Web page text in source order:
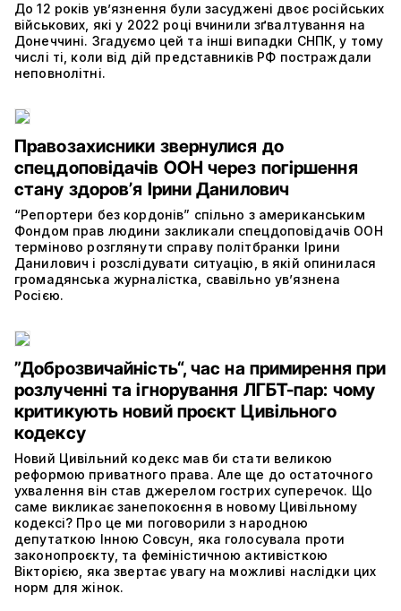
До 12 років увʼязнення були засуджені двоє російських
військових, які у 2022 році вчинили зґвалтування на
Донеччині. Згадуємо цей та інші випадки СНПК, у тому
числі ті, коли від дій представників РФ постраждали
неповнолітні.
Правозахисники звернулися до
спецдоповідачів ООН через погіршення
стану здоровʼя Ірини Данилович
“Репортери без кордонів” спільно з американським
Фондом прав людини закликали спецдоповідачів ООН
терміново розглянути справу політбранки Ірини
Данилович і розслідувати ситуацію, в якій опинилася
громадянська журналістка, свавільно ув’язнена
Росією.
”Доброзвичайність“, час на примирення при
розлученні та ігнорування ЛГБТ-пар: чому
критикують новий проєкт Цивільного
кодексу
Новий Цивільний кодекс мав би стати великою
реформою приватного права. Але ще до остаточного
ухвалення він став джерелом гострих суперечок. Що
саме викликає занепокоєння в новому Цивільному
кодексі? Про це ми поговорили з народною
депутаткою Інною Совсун, яка голосувала проти
законопроєкту, та феміністичною активісткою
Вікторією, яка звертає увагу на можливі наслідки цих
норм для жінок.